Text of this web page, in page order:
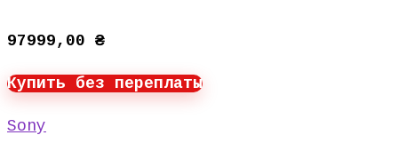
97999,00 ₴
Купить без переплаты
Sony